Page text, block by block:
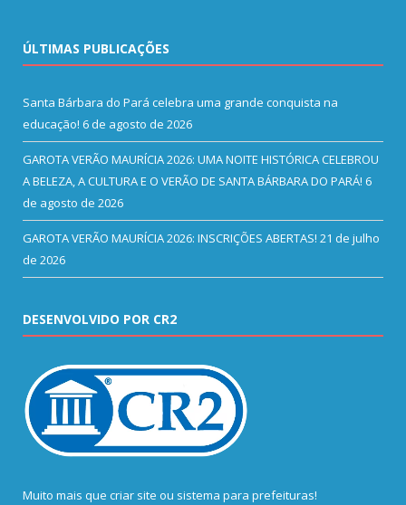
ÚLTIMAS PUBLICAÇÕES
Santa Bárbara do Pará celebra uma grande conquista na
educação! 6 de agosto de 2026
GAROTA VERÃO MAURÍCIA 2026: UMA NOITE HISTÓRICA CELEBROU
A BELEZA, A CULTURA E O VERÃO DE SANTA BÁRBARA DO PARÁ! 6
de agosto de 2026
GAROTA VERÃO MAURÍCIA 2026: INSCRIÇÕES ABERTAS! 21 de julho
de 2026
DESENVOLVIDO POR CR2
Muito mais que criar site ou sistema para prefeituras!